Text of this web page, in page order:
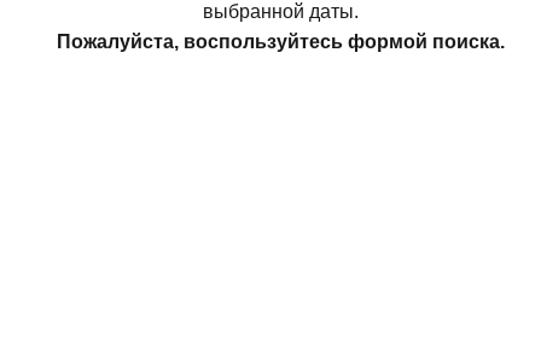
выбранной даты.
Пожалуйста, воспользуйтесь формой поиска.